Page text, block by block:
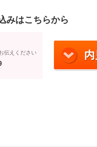
みはこちらから
伝えください